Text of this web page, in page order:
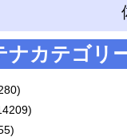
ナカテゴリ